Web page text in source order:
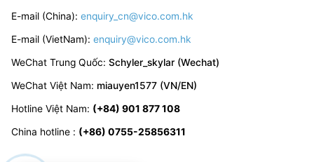
E-mail (China): enquiry_cn@vico.com.hk
E-mail (VietNam): enquiry@vico.com.hk
WeChat Trung Quốc: Schyler_skylar (Wechat)
WeChat Việt Nam: miauyen1577 (VN/EN)
Hotline Việt Nam: (+84) 901 877 108
China hotline : (+86) 0755-25856311